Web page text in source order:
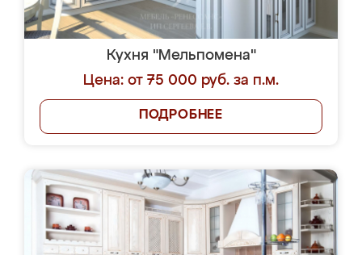
Кухня "Мельпомена"
Цена: от 75 000 руб. за п.м.
ПОДРОБНЕЕ